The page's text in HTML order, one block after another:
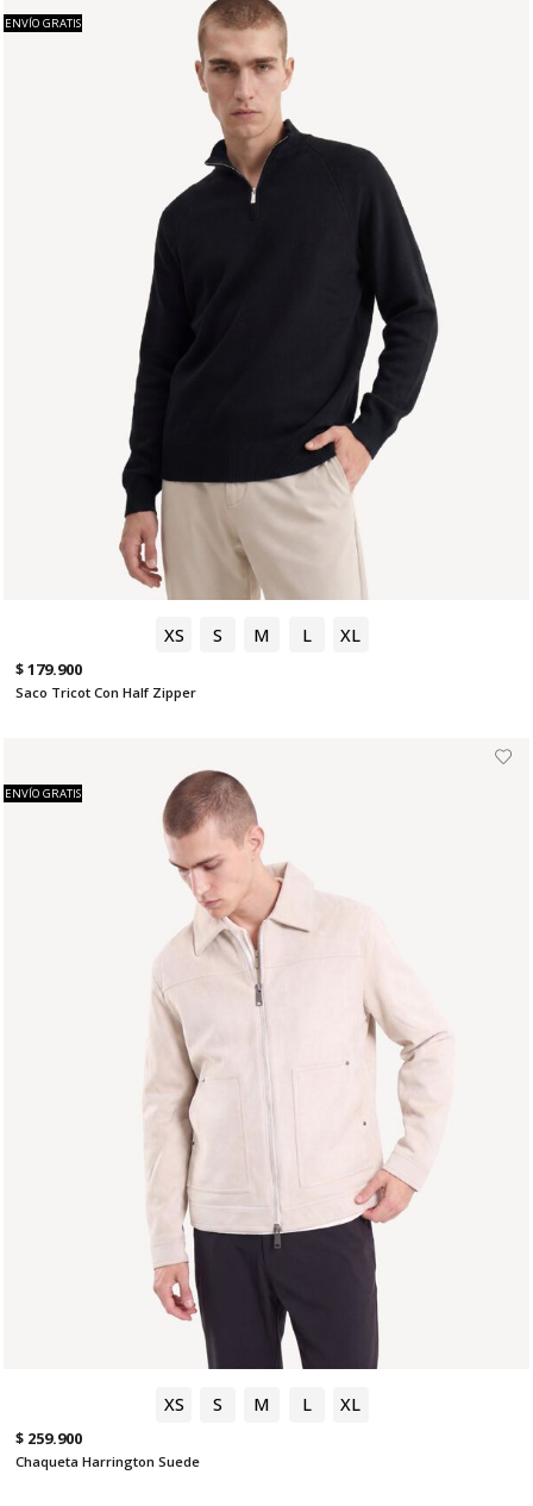
XS S M L XL
ENVÍO GRATIS
$ 179.900
Saco Tricot Con Half Zipper
XS S M L XL
ENVÍO GRATIS
$ 259.900
Chaqueta Harrington Suede